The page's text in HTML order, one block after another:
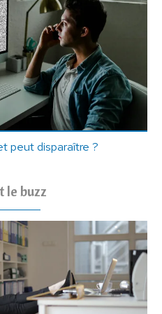
peut disparaître ?
le buzz